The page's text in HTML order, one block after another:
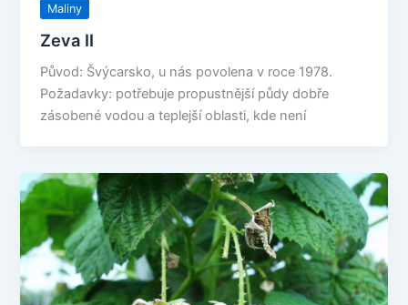
Maliny
Zeva II
Původ: Švýcarsko, u nás povolena v roce 1978.
Požadavky: potřebuje propustnější půdy dobře
zásobené vodou a teplejší oblasti, kde není